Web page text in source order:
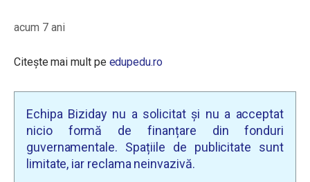
acum 7 ani
Citește mai mult pe edupedu.ro
Echipa Biziday nu a solicitat și nu a acceptat
nicio formă de finanțare din fonduri
guvernamentale. Spațiile de publicitate sunt
limitate, iar reclama neinvazivă.